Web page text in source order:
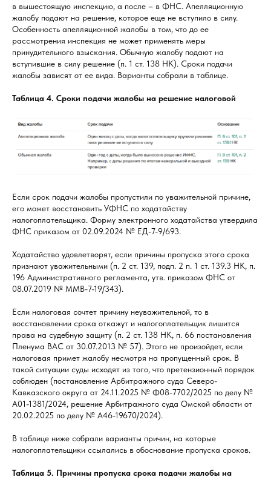
в вышестоящую инспекцию, а после – в ФНС. Апелляционную
жалобу подают на решение, которое еще не вступило в силу.
Особенность апелляционной жалобы в том, что до ее
рассмотрения инспекция не может применять меры
принудительного взыскания. Обычную жалобу подают на
вступившие в силу решение (п. 1 ст. 138 НК). Сроки подачи
жалобы зависят от ее вида. Варианты собрали в таблице.
Таблица 4. Сроки подачи жалобы на решение налоговой
Если срок подачи жалобы пропустили по уважительной причине,
его может восстановить УФНС по ходатайству
налогоплательщика. Форму электронного ходатайства утвердила
ФНС приказом от 02.09.2024 № ЕД-7-9/693.
Ходатайство удовлетворят, если причины пропуска этого срока
признают уважительными (п. 2 ст. 139, подп. 2 п. 1 ст. 139.3 НК, п.
196 Административного регламента, утв. приказом ФНС от
08.07.2019 № ММВ-7-19/343).
Если налоговая сочтет причину неуважительной, то в
восстановлении срока откажут и налогоплательщик лишится
права на судебную защиту (п. 2 ст. 138 НК, п. 66 постановления
Пленума ВАС от 30.07.2013 № 57). Этого не произойдет, если
налоговая примет жалобу несмотря на пропущенный срок. В
такой ситуации суды исходят из того, что претензионный порядок
соблюден (постановление Арбитражного суда Северо-
Кавказского округа от 24.11.2025 № Ф08-7702/2025 по делу №
А01-1381/2024, решение Арбитражного суда Омской области от
20.02.2025 по делу № А46-19670/2024).
В таблице ниже собрали варианты причин, на которые
налогоплательщики ссылались в обоснование пропуска сроков.
Таблица 5. Причины пропуска срока подачи жалобы на